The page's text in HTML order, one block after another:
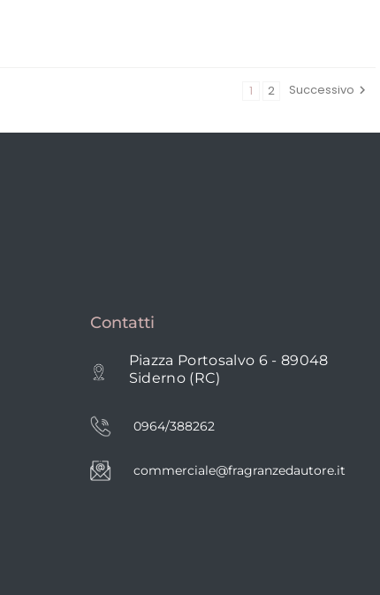
1 2 Successivo 
Contatti
Piazza Portosalvo 6 - 89048
Siderno (RC)
0964/388262
commerciale@fragranzedautore.it